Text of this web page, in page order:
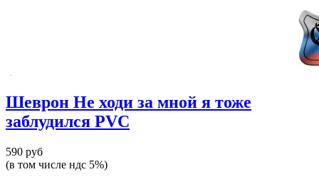
Шеврон Не ходи за мной я тоже
заблудился PVC
590 руб
(в том числе ндс 5%)